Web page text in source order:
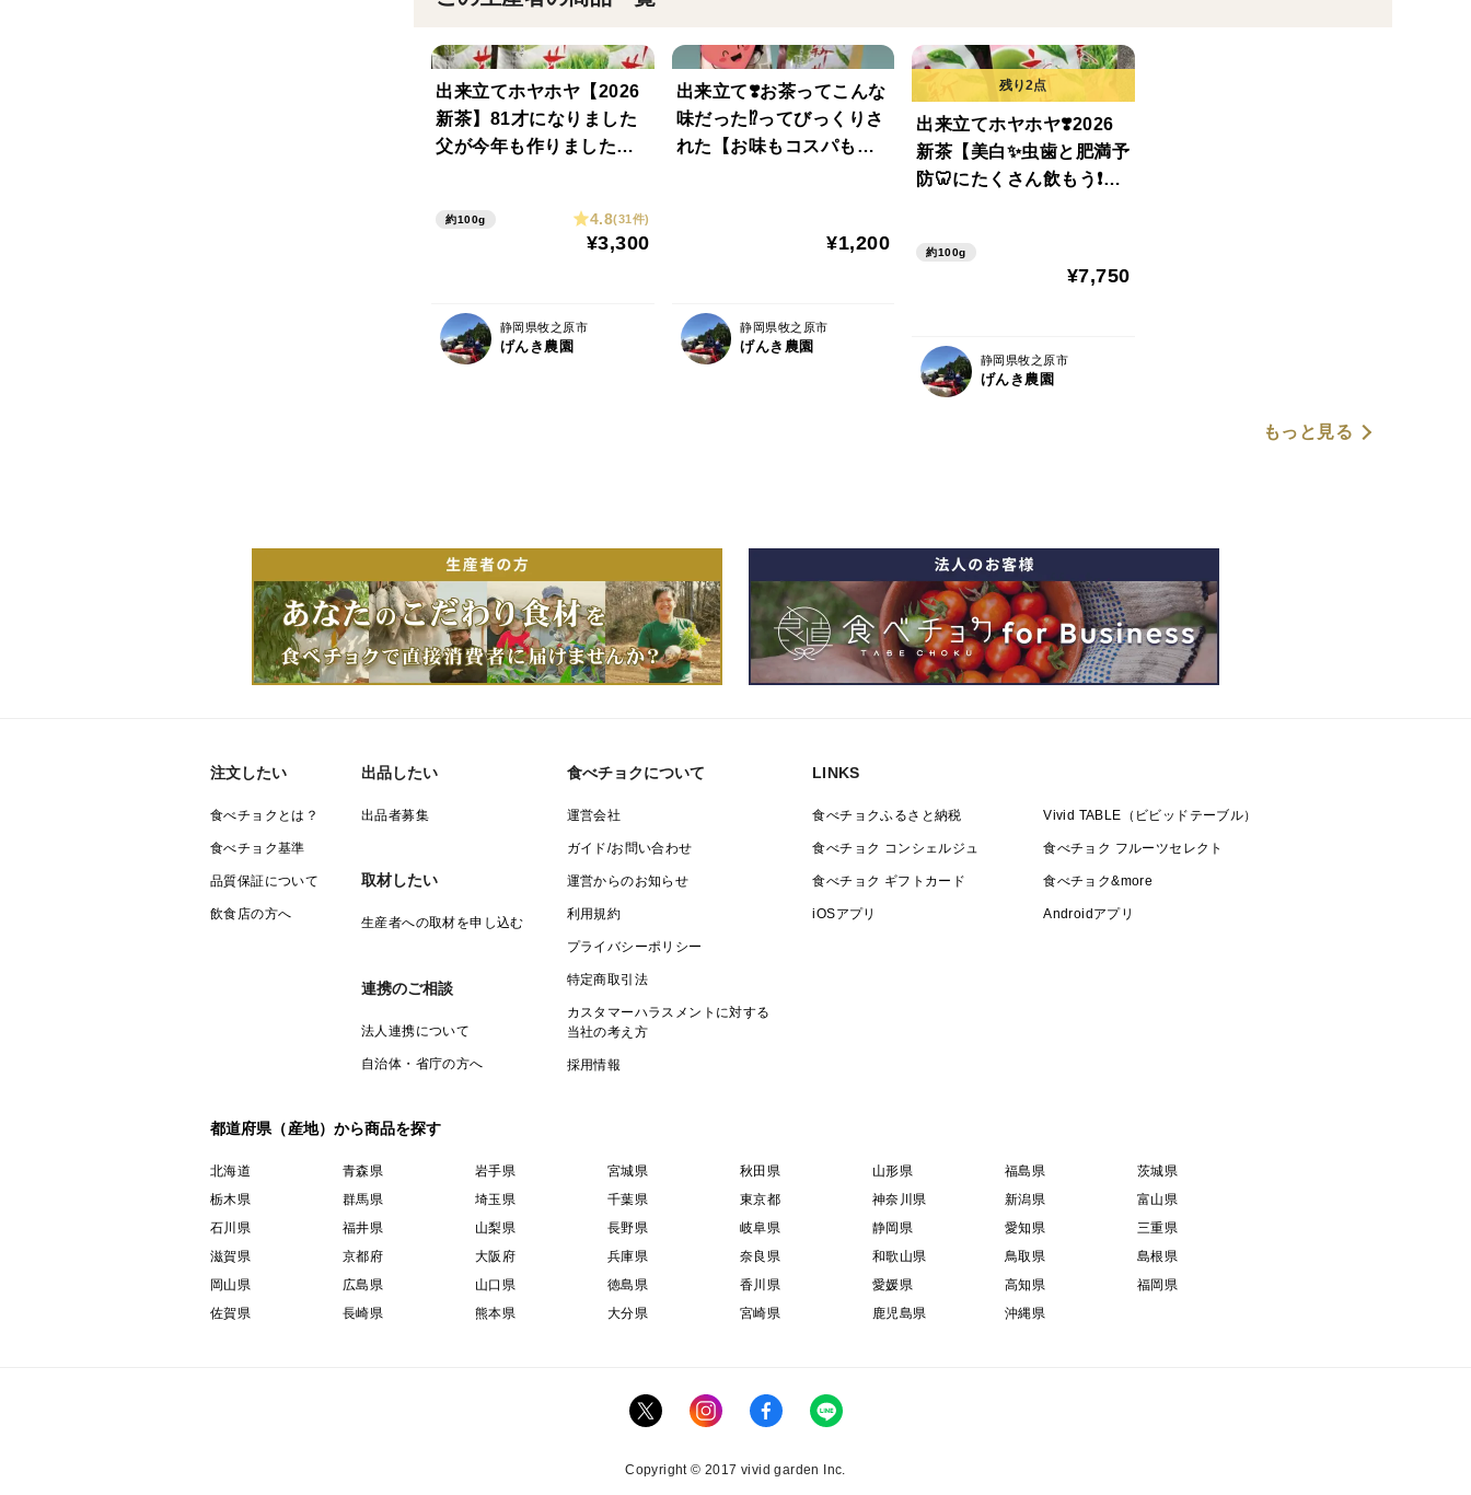
出来立てホヤホヤ【2026
新茶】81才になりました
父が今年も作りました
ちゃお！】深蒸し茶 100
約100g 4.8(31件)
¥3,300
静岡県牧之原市
げんき農園
出来立て❣️お茶ってこんな
味だった⁉️ってびっくりさ
れた【お味もコスパも抜
¥1,200
静岡県牧之原市
げんき農園
出来立てホヤホヤ❣️2026
新茶【美白✨虫歯と肥満予
防🦷にたくさん飲もう❗️】
約100g
¥7,750
静岡県牧之原市
げんき農園
もっと見る
注文したい
食べチョクとは？
食べチョク基準
品質保証について
飲食店の方へ
出品したい
出品者募集
取材したい
生産者への取材を申し込む
連携のご相談
法人連携について
自治体・省庁の方へ
食べチョクについて
運営会社
ガイド/お問い合わせ
運営からのお知らせ
利用規約
プライバシーポリシー
特定商取引法
カスタマーハラスメントに対する
当社の考え方
採用情報
LINKS
食べチョクふるさと納税 Vivid TABLE（ビビッドテーブル）
食べチョク コンシェルジュ 食べチョク フルーツセレクト
食べチョク ギフトカード 食べチョク&more
iOSアプリ Androidアプリ
都道府県（産地）から商品を探す
北海道 青森県 岩手県 宮城県 秋田県 山形県 福島県
茨城県
栃木県
群馬県 埼玉県 千葉県 東京都 神奈川県 新潟県
富山県
石川県
福井県 山梨県 長野県 岐阜県 静岡県 愛知県
三重県
滋賀県
京都府 大阪府 兵庫県 奈良県 和歌山県 鳥取県
島根県
岡山県
広島県 山口県 徳島県 香川県 愛媛県 高知県
福岡県
佐賀県
長崎県 熊本県 大分県 宮崎県 鹿児島県 沖縄県
Copyright © 2017 vivid garden Inc.